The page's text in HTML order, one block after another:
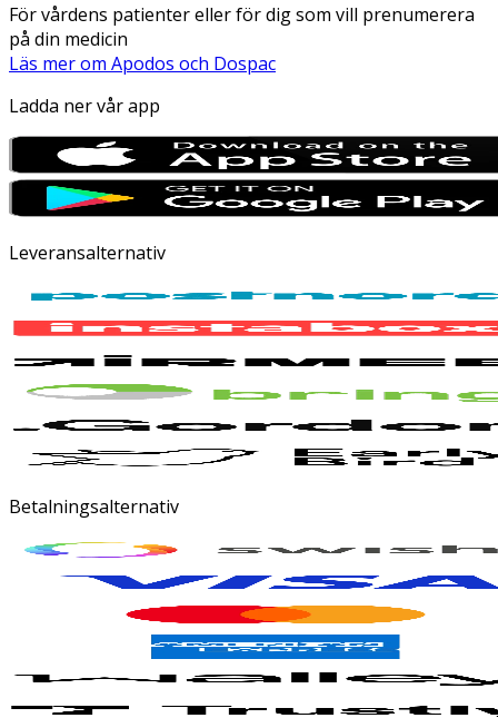
För vårdens patienter eller för dig som vill prenumerera
på din medicin
Läs mer om Apodos och Dospac
Ladda ner vår app
Leveransalternativ
Betalningsalternativ